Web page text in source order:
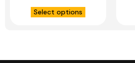
TOYS
Select options